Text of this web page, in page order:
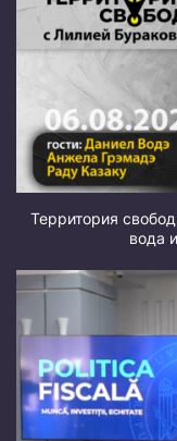
Территория
вода